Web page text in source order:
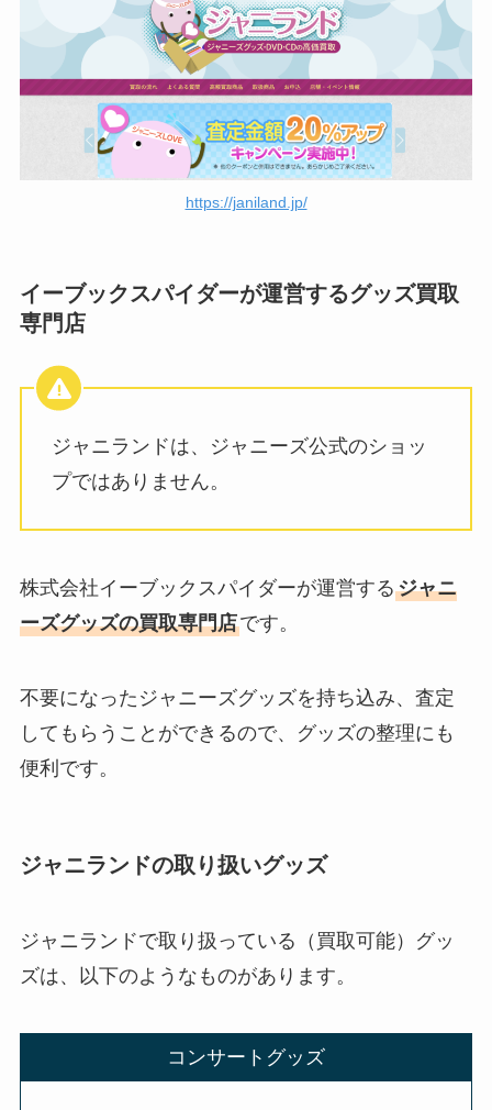
嵐「5×20」のセトリは？アマプラ
でいつまで配信？ジャニーズコン
サート・番組・映画は？
変更した？hihi jetsメンバーカラ
あった？メンバーカラーの決め方
buy王の口コミは？遅い・振り込
まれないと言われる理由や安全性
ジャニヤードは振り込まれないこ
https://janiland.jp/
イーブックスパイダーが運営するグッズ買取
専門店
ジャニランドは、ジャニーズ公式のショッ
プではありません。
株式会社イーブックスパイダーが運営するジャニ
ーズグッズの買取専門店です。
不要になったジャニーズグッズを持ち込み、査定
してもらうことができるので、グッズの整理にも
便利です。
ジャニランドの取り扱いグッズ
ジャニランドで取り扱っている（買取可能）グッ
ズは、以下のようなものがあります。
コンサートグッズ